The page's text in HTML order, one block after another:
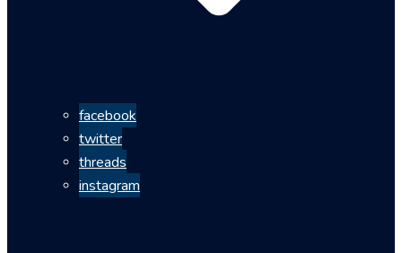
facebook
twitter
threads
instagram